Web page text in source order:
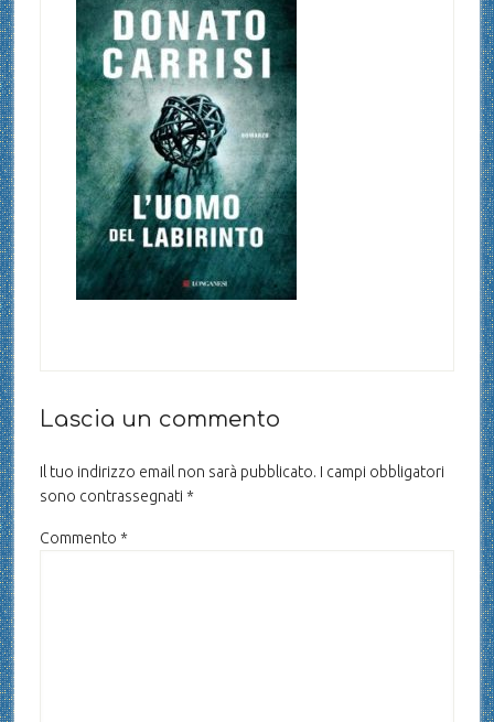
Lascia un commento
Il tuo indirizzo email non sarà pubblicato. I campi obbligatori
sono contrassegnati *
Commento *